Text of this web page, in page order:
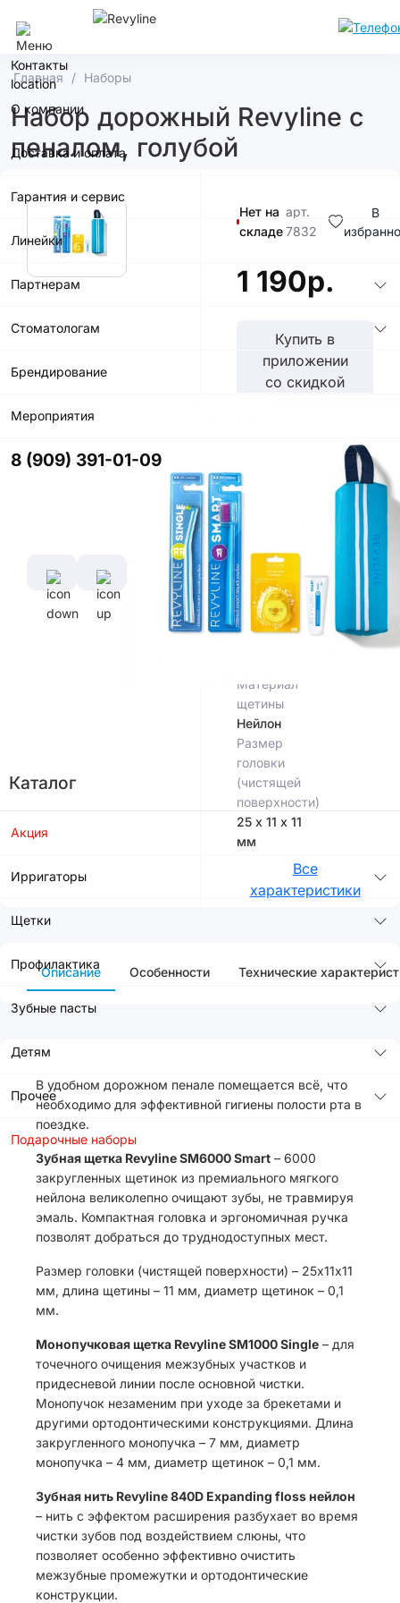
Волгоград
Контакты
О компании
Доставка и оплата
Гарантия и сервис
Линейки
Партнерам
Стоматологам
Брендирование
Мероприятия
8 (909) 391-01-09
Каталог
Акция
Ирригаторы
Щетки
Профилактика
Зубные пасты
Детям
Прочее
Подарочные наборы
Главная Наборы
Набор дорожный Revyline с
пеналом, голубой
Нет на
складе
арт.
7832
В
1 190р.
Купить в
приложении
со скидкой
мм
0,1 мм
щетины,
мм
11 мм
Материал
Материал
щетины
Нейлон
Размер
головки
(чистящей
поверхности)
25 х 11 х 11
мм
Все
характеристики
Описание Особенности Технические
В удобном дорожном пенале помещается всё, что
необходимо для эффективной гигиены полости рта в
поездке.
Зубная щетка Revyline SM6000 Smart – 6000
закругленных щетинок из премиального мягкого
нейлона великолепно очищают зубы, не травмируя
эмаль. Компактная головка и эргономичная ручка
позволят добраться до труднодоступных мест.
Размер головки (чистящей поверхности) – 25х11х11
мм, длина щетины – 11 мм, диаметр щетинок – 0,1
мм.
Монопучковая щетка Revyline SM1000 Single – для
точечного очищения межзубных участков и
придесневой линии после основной чистки.
Монопучок незаменим при уходе за брекетами и
другими ортодонтическими конструкциями. Длина
закругленного монопучка – 7 мм, диаметр
монопучка – 4 мм, диаметр щетинок – 0,1 мм.
Зубная нить Revyline 840D Expanding floss нейлон
– нить с эффектом расширения разбухает во время
чистки зубов под воздействием слюны, что
позволяет особенно эффективно очистить
межзубные промежутки и ортодонтические
конструкции.